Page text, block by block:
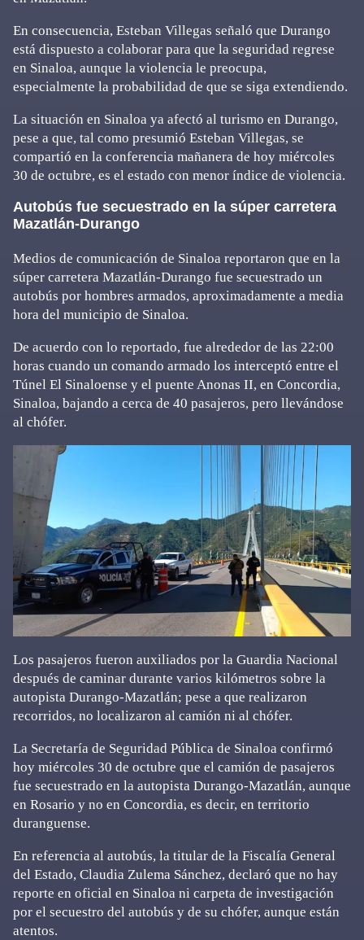
En consecuencia, Esteban Villegas señaló que Durango
está dispuesto a colaborar para que la seguridad regrese
en Sinaloa, aunque la violencia le preocupa,
especialmente la probabilidad de que se siga extendiendo.
La situación en Sinaloa ya afectó al turismo en Durango,
pese a que, tal como presumió Esteban Villegas, se
compartió en la conferencia mañanera de hoy miércoles
30 de octubre, es el estado con menor índice de violencia.
Autobús fue secuestrado en la súper carretera
Mazatlán-Durango
Medios de comunicación de Sinaloa reportaron que en la
súper carretera Mazatlán-Durango fue secuestrado un
autobús por hombres armados, aproximadamente a media
hora del municipio de Sinaloa.
De acuerdo con lo reportado, fue alrededor de las 22:00
horas cuando un comando armado los interceptó entre el
Túnel El Sinaloense y el puente Anonas II, en Concordia,
Sinaloa, bajando a cerca de 40 pasajeros, pero llevándose
al chófer.
Los pasajeros fueron auxiliados por la Guardia Nacional
después de caminar durante varios kilómetros sobre la
autopista Durango-Mazatlán; pese a que realizaron
recorridos, no localizaron al camión ni al chófer.
La Secretaría de Seguridad Pública de Sinaloa confirmó
hoy miércoles 30 de octubre que el camión de pasajeros
fue secuestrado en la autopista Durango-Mazatlán, aunque
en Rosario y no en Concordia, es decir, en territorio
duranguense.
En referencia al autobús, la titular de la Fiscalía General
del Estado, Claudia Zulema Sánchez, declaró que no hay
reporte en oficial en Sinaloa ni carpeta de investigación
por el secuestro del autobús y de su chófer, aunque están
atentos.